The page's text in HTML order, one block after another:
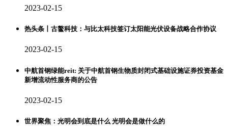
2023-02-15
热头条丨古鳌科技：与比太科技签订太阳能光伏设备战略合作协议
2023-02-15
中航首钢绿能reit: 关于中航首钢生物质封闭式基础设施证券投资基金
新增流动性服务商的公告
2023-02-15
世界聚焦：光明会到底是什么 光明会是做什么的